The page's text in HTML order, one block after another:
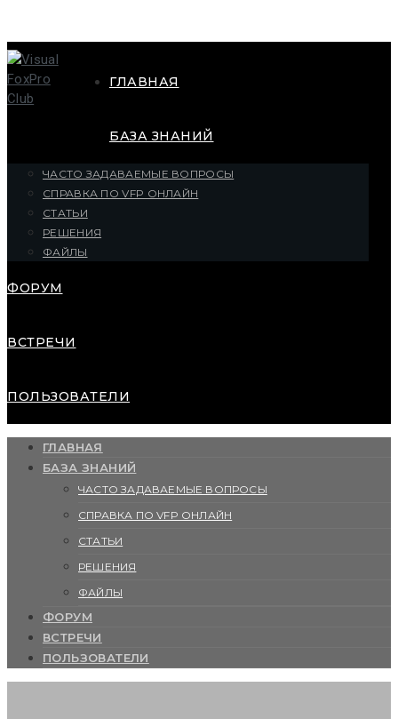
ГЛАВНАЯ
БАЗА ЗНАНИЙ
ЧАСТО ЗАДАВАЕМЫЕ ВОПРОСЫ
СПРАВКА ПО VFP ОНЛАЙН
СТАТЬИ
РЕШЕНИЯ
ФАЙЛЫ
ФОРУМ
ВСТРЕЧИ
ПОЛЬЗОВАТЕЛИ
ГЛАВНАЯ
БАЗА ЗНАНИЙ
ЧАСТО ЗАДАВАЕМЫЕ ВОПРОСЫ
СПРАВКА ПО VFP ОНЛАЙН
СТАТЬИ
РЕШЕНИЯ
ФАЙЛЫ
ФОРУМ
ВСТРЕЧИ
ПОЛЬЗОВАТЕЛИ